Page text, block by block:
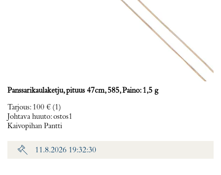
Panssarikaulaketju, pituus 47cm, 585, Paino: 1,5 g
Tarjous: 100 € (1)
Johtava huuto:ostos1
Kaivopihan Pantti
11.8.2026 19:32:30